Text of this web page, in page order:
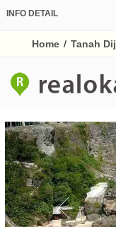
INFO DETAIL
Home / Tanah